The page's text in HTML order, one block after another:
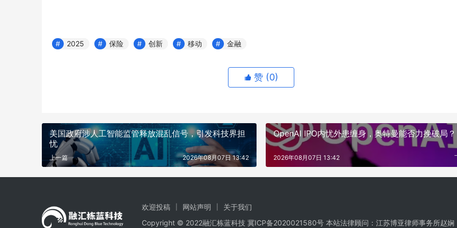
2025 保险 创新 移动 金融
赞 (0)
美国政府涉人工智能监管释放混乱信号，引发科技界担
忧
上一篇 2026年08月07日 13:42
OpenAI IPO内忧外患缠身，奥特曼能否力挽破局？
2026年08月07日 13:42
欢迎投稿 网站声明
关于我们
Copyright © 2022融汇栋蓝科技 冀ICP备2020021580号 本站法律顾问：江苏博亚律师事务所赵娴